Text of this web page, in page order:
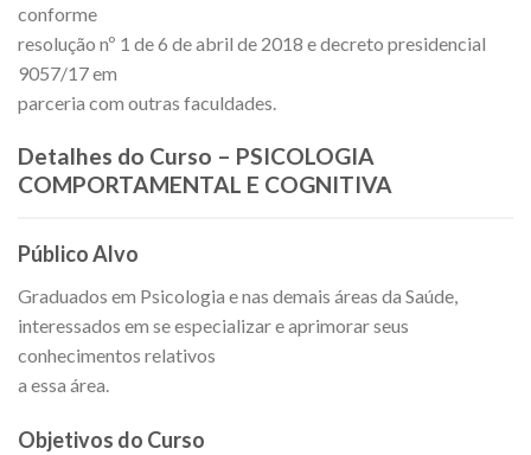
conforme
resolução nº 1 de 6 de abril de 2018 e decreto presidencial
9057/17 em
parceria com outras faculdades.
Detalhes do Curso – PSICOLOGIA
COMPORTAMENTAL E COGNITIVA
Público Alvo
Graduados em Psicologia e nas demais áreas da Saúde,
interessados em se especializar e aprimorar seus
conhecimentos relativos
a essa área.
Objetivos do Curso